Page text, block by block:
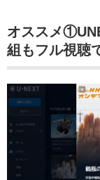
オススメ①
組もフル視聴